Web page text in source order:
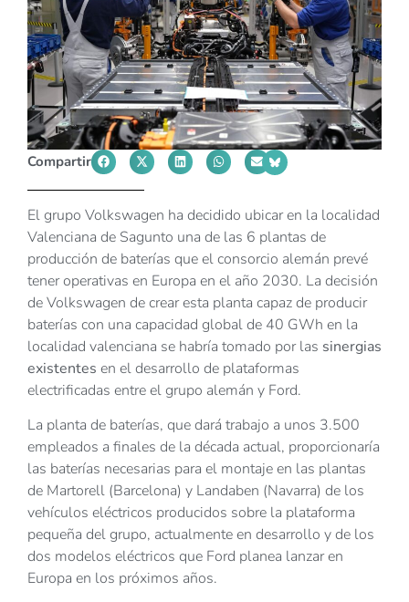
Compartir
El grupo Volkswagen ha decidido ubicar en la localidad
Valenciana de Sagunto una de las 6 plantas de
producción de baterías que el consorcio alemán prevé
tener operativas en Europa en el año 2030. La decisión
de Volkswagen de crear esta planta capaz de producir
baterías con una capacidad global de 40 GWh en la
localidad valenciana se habría tomado por las sinergias
existentes en el desarrollo de plataformas
electrificadas entre el grupo alemán y Ford.
La planta de baterías, que dará trabajo a unos 3.500
empleados a finales de la década actual, proporcionaría
las baterías necesarias para el montaje en las plantas
de Martorell (Barcelona) y Landaben (Navarra) de los
vehículos eléctricos producidos sobre la plataforma
pequeña del grupo, actualmente en desarrollo y de los
dos modelos eléctricos que Ford planea lanzar en
Europa en los próximos años.